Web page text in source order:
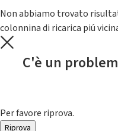
Non abbiamo trovato
colonnina di ricarica piú
C'è un
Per favore riprova.
Riprova